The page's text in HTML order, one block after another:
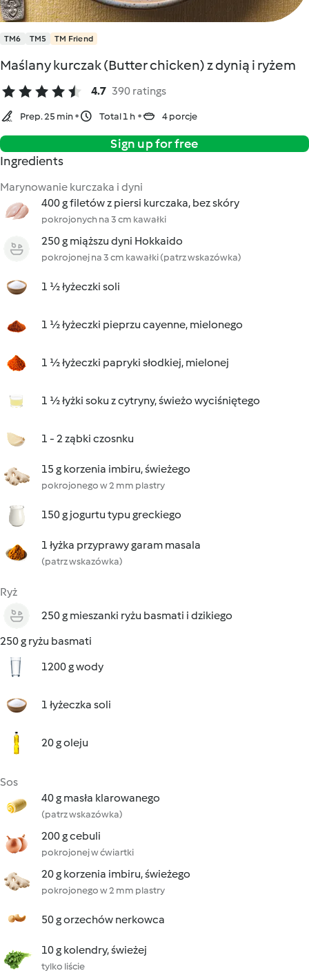
TM6 TM5 TM Friend
Maślany kurczak (Butter chicken) z dynią i ryżem
4.7 390 ratings
Prep. 25 min Total 1 h 4 porcje
Sign up for free
Ingredients
Marynowanie kurczaka i dyni
400 g filetów z piersi kurczaka, bez skóry
pokrojonych na 3 cm kawałki
250 g miąższu dyni Hokkaido
pokrojonej na 3 cm kawałki (patrz wskazówka)
1 ½ łyżeczki soli
1 ½ łyżeczki pieprzu cayenne, mielonego
1 ½ łyżeczki papryki słodkiej, mielonej
1 ½ łyżki soku z cytryny, świeżo wyciśniętego
1 - 2 ząbki czosnku
15 g korzenia imbiru, świeżego
pokrojonego w 2 mm plastry
150 g jogurtu typu greckiego
1 łyżka przyprawy garam masala
(patrz wskazówka)
Ryż
250 g mieszanki ryżu basmati i dzikiego
250 g ryżu basmati
1200 g wody
1 łyżeczka soli
20 g oleju
Sos
40 g masła klarowanego
(patrz wskazówka)
200 g cebuli
pokrojonej w ćwiartki
20 g korzenia imbiru, świeżego
pokrojonego w 2 mm plastry
50 g orzechów nerkowca
10 g kolendry, świeżej
tylko liście